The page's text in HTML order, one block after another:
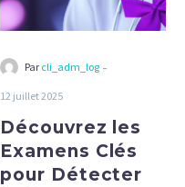
le
Cancer
et
Conseils
Pratiques
Par cli_adm_log -
12 juillet 2025
Découvrez les
Examens Clés
pour Détecter